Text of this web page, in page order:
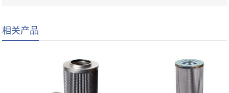
相关产品